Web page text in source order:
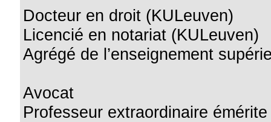
Docteur en droit (KULeuven)
Licencié en notariat (KULeuven)
Agrégé de l’enseignement
Avocat
Professeur extraordinaire